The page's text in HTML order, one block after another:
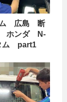
ム 広島 断
ホンダ N-
ム part1